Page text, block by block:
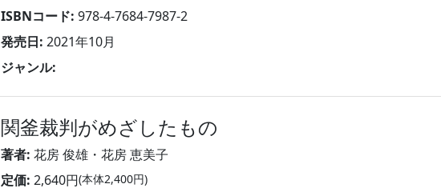
ISBNコード: 978-4-7684-7987-2
発売日: 2021年10月
ジャンル:
関釜裁判がめざしたもの
著者: 花房 俊雄・花房 恵美子
定価: 2,640円(本体2,400円)